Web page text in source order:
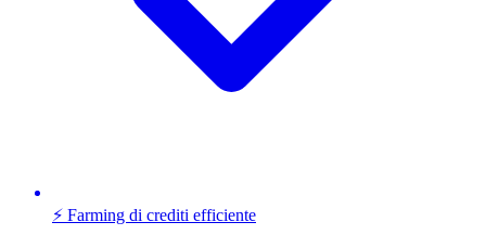
⚡ Farming di crediti efficiente